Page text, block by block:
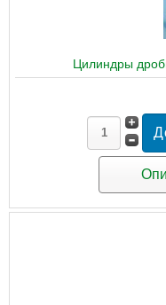
Цилиндры